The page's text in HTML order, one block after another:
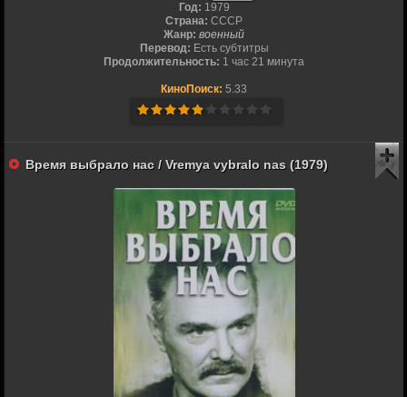
Год: 1979
Страна: СССР
Жанр: военный
Перевод: Есть субтитры
Продолжительность: 1 час 21 минута
КиноПоиск: 5.33
Время выбрало нас / Vremya vybralo nas (1979)